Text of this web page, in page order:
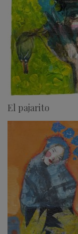
El pajarito